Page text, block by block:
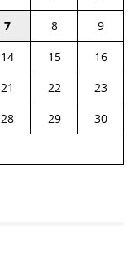
7 8
9
14 15
16
21 22
23
28 29
30